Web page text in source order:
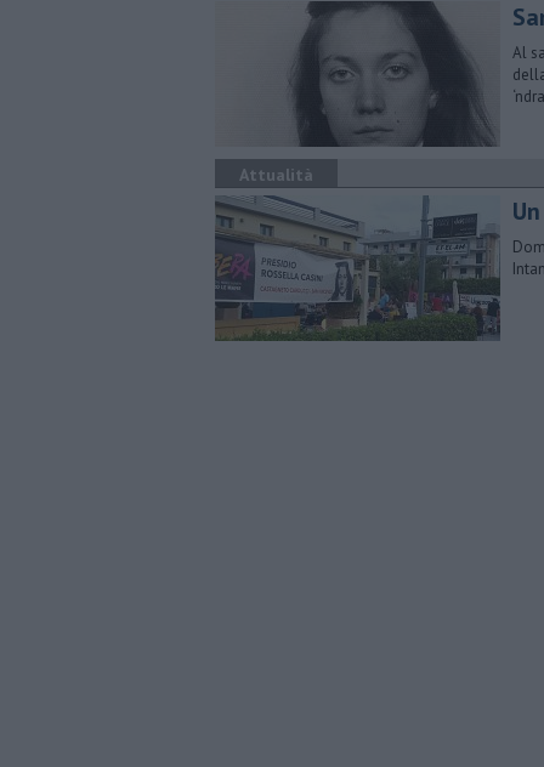
Al
Attualità